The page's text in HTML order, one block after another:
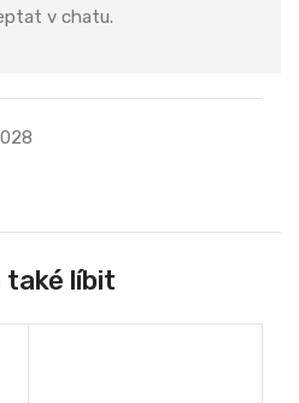
v chatu.
také líbit